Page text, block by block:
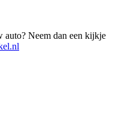
auto? Neem dan een kijkje